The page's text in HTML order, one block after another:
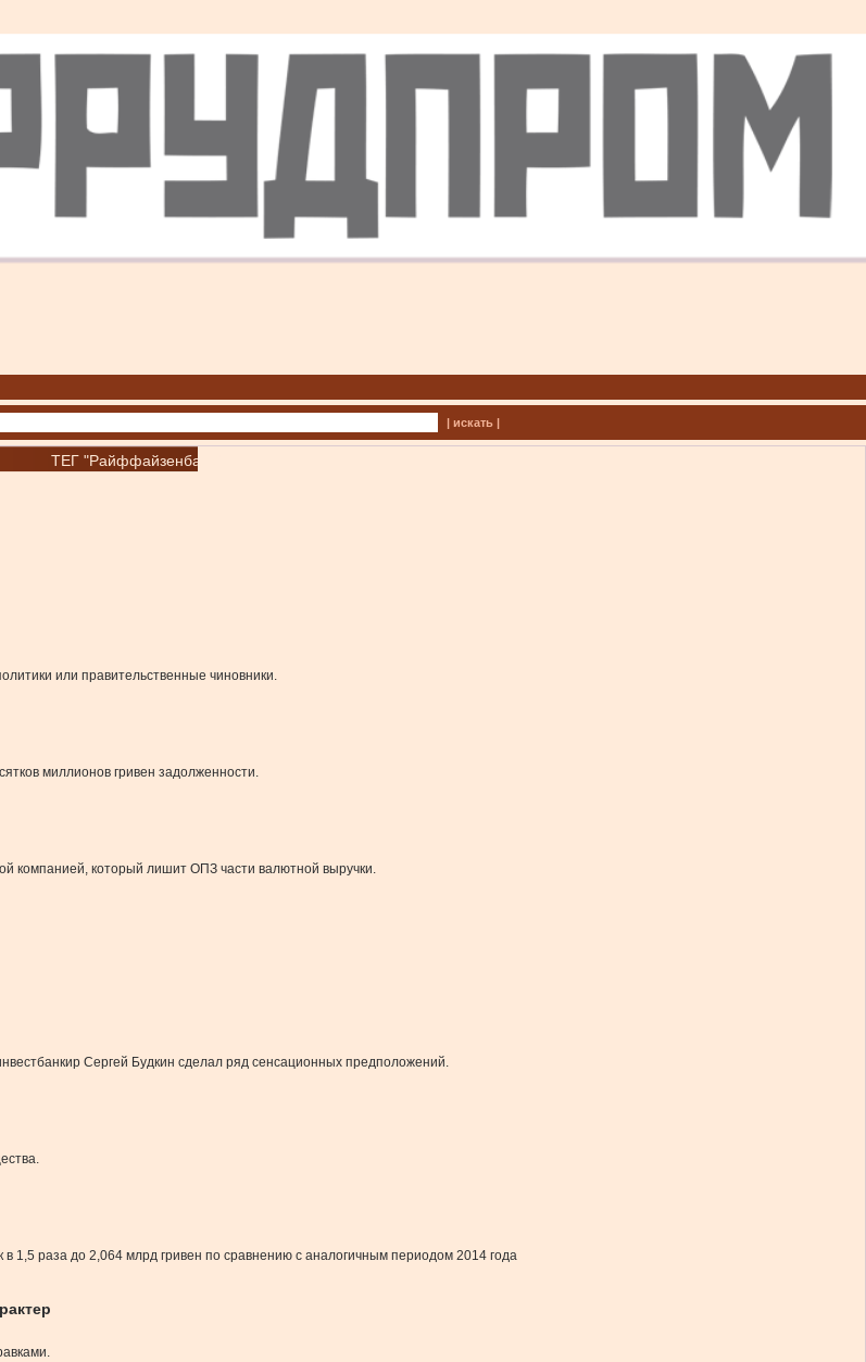
| искать |
ТЕГ "Райффайзенбанк"
или правительственные чиновники.
миллионов гривен задолженности.
компанией, который лишит ОПЗ части валютной выручки.
Сергей Будкин сделал ряд сенсационных предположений.
1,5 раза до 2,064 млрд гривен по сравнению с аналогичным периодом 2014 года